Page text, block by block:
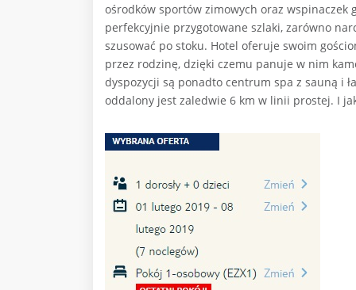
ośrodków sportów zimowych oraz wspinaczek
perfekcyjnie przygotowane szlaki, zarówno
szusować po stoku. Hotel oferuje swoim
przez rodzinę, dzięki czemu panuje w nim
dyspozycji są ponadto centrum spa z sauną i
oddalony jest zaledwie 6 km w linii prostej. I